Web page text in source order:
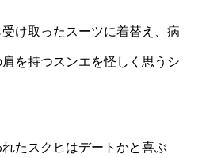
け取ったスーツに着替え、病
を持つスンエを怪しく思うシ
たスクヒはデートかと喜ぶ